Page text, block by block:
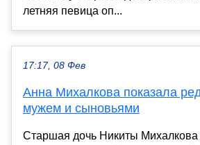
летняя певица оп...
17:17, 08 Фев
Анна Михалкова показала
мужем и сыновьями
Старшая дочь Никиты